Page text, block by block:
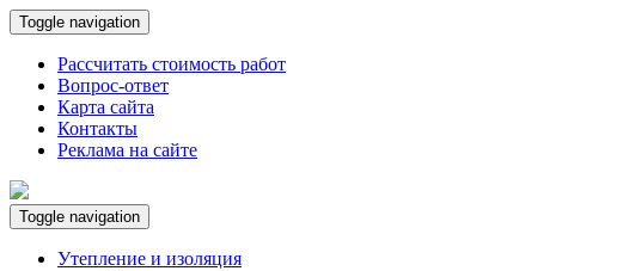
Toggle navigation
Рассчитать стоимость работ
Вопрос-ответ
Карта сайта
Контакты
Реклама на сайте
Toggle navigation
Утепление и изоляция